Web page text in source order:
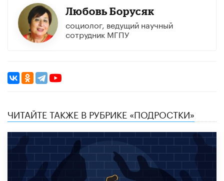
Любовь Борусяк
социолог, ведущий научный
сотрудник МГПУ
ЧИТАЙТЕ ТАКЖЕ В РУБРИКЕ «ПОДРОСТКИ»